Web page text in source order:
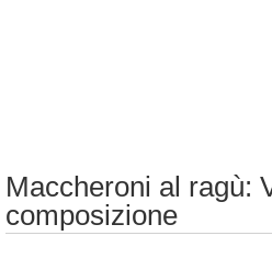
Maccheroni al ragù:
composizione